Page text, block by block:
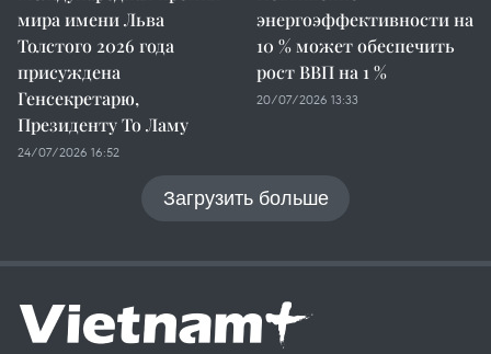
мира имени Льва
Толстого 2026 года
присуждена
Генсекретарю,
Президенту То Ламу
24/07/2026 16:52
энергоэффективности на
10 % может обеспечить
рост ВВП на 1 %
20/07/2026 13:33
Загрузить больше